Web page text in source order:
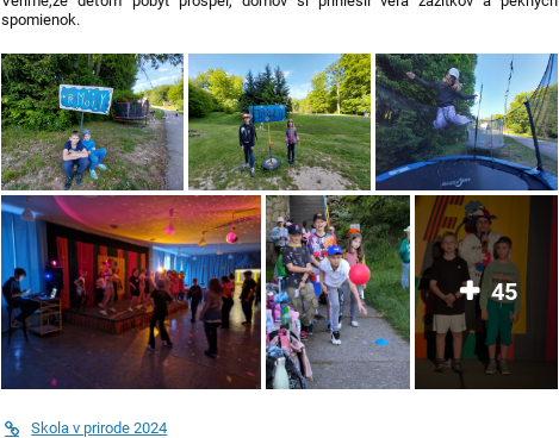
spomienok.
45
Skola v prirode 2024